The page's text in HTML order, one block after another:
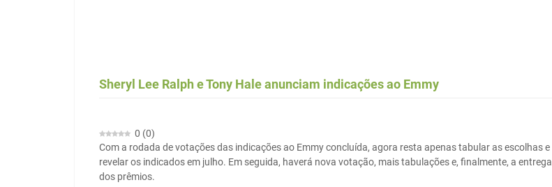
Sheryl Lee Ralph e Tony Hale anunciam indicações ao Emmy
0 (0)
Com a rodada de votações das indicações ao Emmy concluída, agora resta apenas tabular as escolhas e
revelar os indicados em julho. Em seguida, haverá nova votação, mais tabulações e, finalmente, a entrega
dos prêmios.